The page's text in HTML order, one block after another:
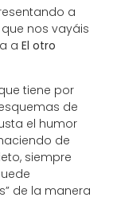
a
nos vayáis
a El otro
tiene por
de
el humor
de
siempre
de la manera